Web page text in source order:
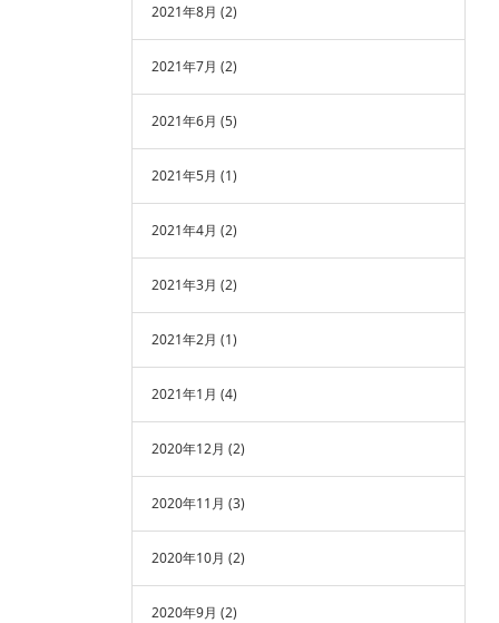
2021年8月 (2)
2021年7月 (2)
2021年6月 (5)
2021年5月 (1)
2021年4月 (2)
2021年3月 (2)
2021年2月 (1)
2021年1月 (4)
2020年12月 (2)
2020年11月 (3)
2020年10月 (2)
2020年9月 (2)